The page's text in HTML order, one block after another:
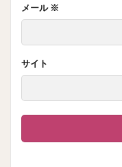
メール ※
サイト